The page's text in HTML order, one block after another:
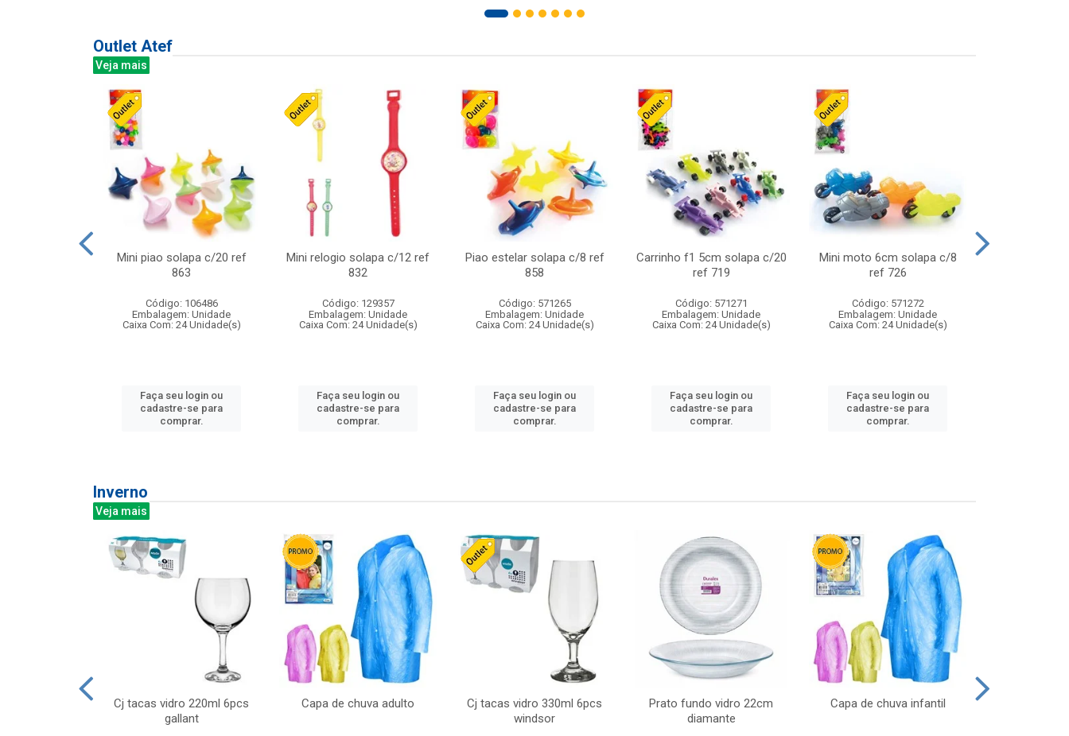
Outlet Atef
Veja mais
Mini piao solapa c/20 ref
863
Código: 106486
Embalagem: Unidade
Caixa Com: 24 Unidade(s)
Faça seu login ou
cadastre-se para
comprar.
Mini relogio solapa c/12 ref
832
Código: 129357
Embalagem: Unidade
Caixa Com: 24 Unidade(s)
Faça seu login ou
cadastre-se para
comprar.
Piao estelar solapa c/8 ref
858
Código: 571265
Embalagem: Unidade
Caixa Com: 24 Unidade(s)
Faça seu login ou
cadastre-se para
comprar.
Carrinho f1 5cm solapa c/20
ref 719
Código: 571271
Embalagem: Unidade
Caixa Com: 24 Unidade(s)
Faça seu login ou
cadastre-se para
comprar.
Mini moto 6cm solapa c/8
ref 726
Código: 571272
Embalagem: Unidade
Caixa Com: 24 Unidade(s)
Faça seu login ou
cadastre-se para
comprar.
Inverno
Veja mais
Cj tacas vidro 220ml 6pcs
gallant
Capa de chuva adulto
Cj tacas vidro 330ml 6pcs
windsor
Prato fundo vidro 22cm
diamante
Capa de chuva infantil